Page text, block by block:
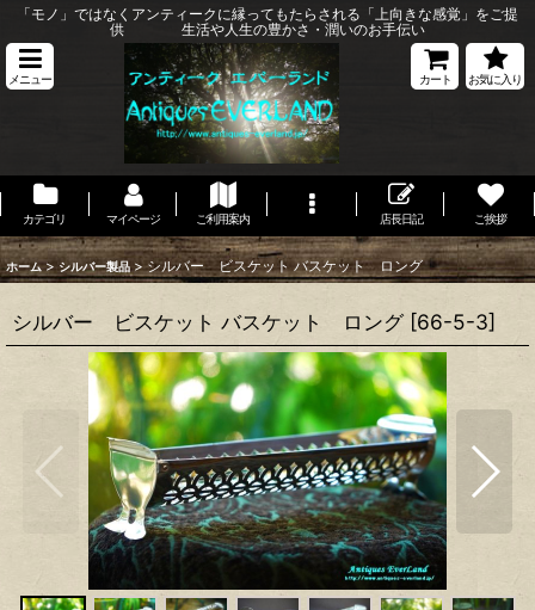
「モノ」ではなくアンティークに縁ってもたらされる「上向きな感覚」をご提
供 生活や人生の豊かさ・潤いのお手伝い
メニュー カート お気に入り
カテゴリ マイページ ご利用案内 店長日記 ご挨拶
ホーム > シルバー製品 > シルバー ビスケット バスケット ロング
シルバー ビスケット バスケット ロング [66-5-3]